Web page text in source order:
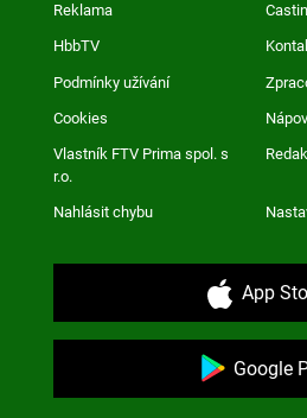
Reklama
HbbTV
Podmínky užívání
Cookies
Vlastník FTV Prima spol. s
r.o.
Nahlásit chybu
App
Google